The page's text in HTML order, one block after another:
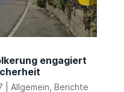
engagiert
Allgemein Berichte